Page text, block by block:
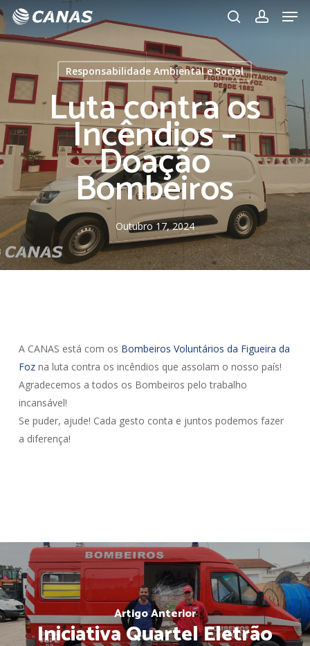
Skip
to
main
Responsabilidade Ambiental e Social
Luta contra os
Incêndios –
Doação
Bombeiros
Outubro 17, 2024
A CANAS está com os Bombeiros Voluntários da Figueira da
Fozna luta contra os incêndios que assolam o nosso país!
Agradecemos a todos os Bombeiros pelo trabalho
incansável!
Se puder, ajude! Cada gesto conta e juntos podemos fazer
a diferença!
Artigo Anterior
Iniciativa Quartel Eletrão